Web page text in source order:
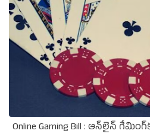
Online Gaming Bill : ఆన్‌లైన్‌